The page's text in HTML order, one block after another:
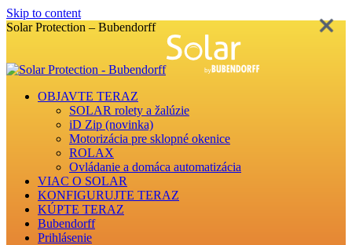
Skip to content
Solar Protection – Bubendorff
OBJAVTE TERAZ
SOLAR rolety a žalúzie
iD Zip (novinka)
Motorizácia pre sklopné okenice
ROLAX
Ovládanie a domáca automatizácia
VIAC O SOLAR
KONFIGURUJTE TERAZ
KÚPTE TERAZ
Bubendorff
Prihlásenie